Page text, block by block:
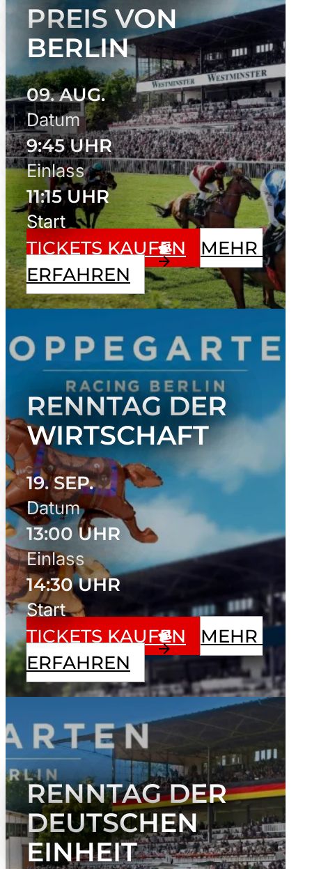
REIS VON B
ERLIN
09. AUG.
Datum
9:45 UHR
Einlass
11:15 UHR
Start
TICKETS KAUFEN
MEHR
ERFAHREN
RENNTAG DER
WIRTSCHAFT
19. SEP.
Datum
13:00 UHR
Einlass
14:30 UHR
Start
TICKETS KAUFEN
MEHR
ERFAHREN
RENNTAG DER
DEUTSCHEN
EINHEIT